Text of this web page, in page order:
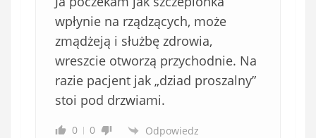
wpłynie na rządzących, może
zmądżeją i służbę zdrowia,
wreszcie otworzą przychodnie. Na
razie pacjent jak „dziad proszalny”
stoi pod drzwiami.
0 0 Odpowiedz